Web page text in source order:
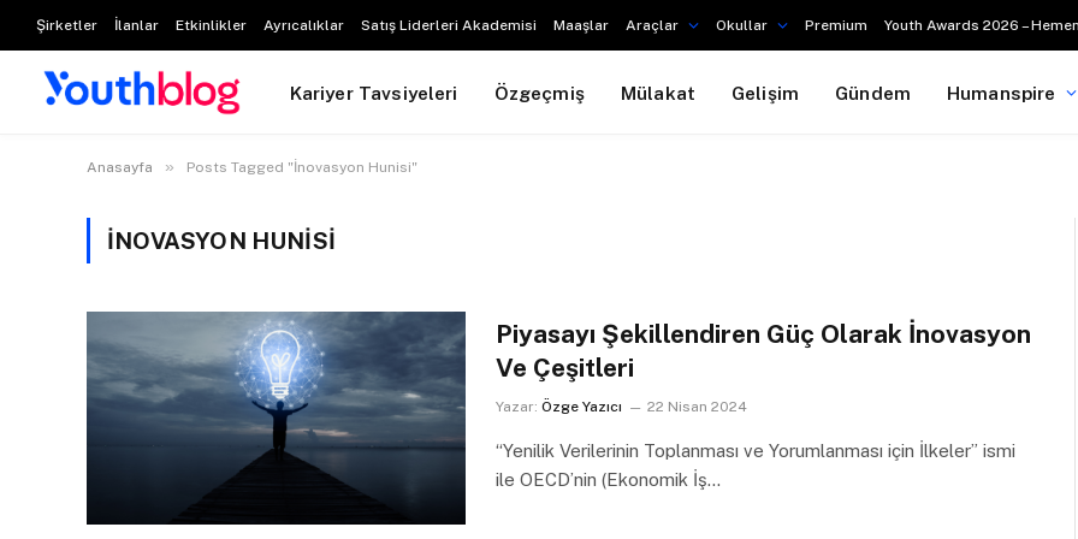
Şirketler İlanlar Etkinlikler Ayrıcalıklar Satış Liderleri Akademisi Maaşlar Araçlar Okullar Premium Youth Awards 2026 –
Kariyer Tavsiyeleri Özgeçmiş Mülakat Gelişim Gündem Humanspire
Anasayfa » Posts Tagged "İnovasyon Hunisi"
İNOVASYON HUNISI
Piyasayı Şekillendiren Güç Olarak İnovasyon
Ve Çeşitleri
Yazar: Özge Yazıcı 22 Nisan 2024
“Yenilik Verilerinin Toplanması ve Yorumlanması için İlkeler” ismi
ile OECD’nin (Ekonomik İş…